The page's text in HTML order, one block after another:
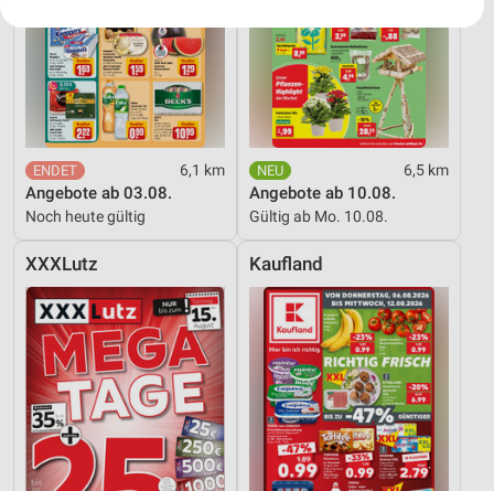
6,1 km
Angebote ab 03.08.
Noch heute gültig
6,5 km
Angebote ab 10.08.
Gültig ab Mo. 10.08.
XXXLutz Kaufland
Website/App.
Partnerliste anzeigen (1 IAB-Anbieter)
Wir nutzen Ihre Daten für folgende Zwecke:
IAB-Verarbeitungszwecke:
Speichern von oder Zugriff auf Informationen
auf einem Endgerät
Verwendung reduzierter Daten zur Auswahl von
Werbung
Verwendung von Profilen zur Auswahl
personalisierter Werbung
Erstellung von Profilen zur Personalisierung
von Inhalten
Verwendung von Profilen zur Auswahl